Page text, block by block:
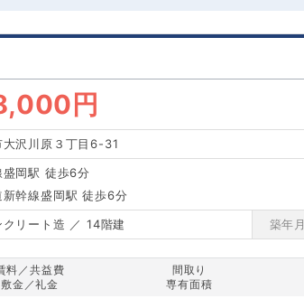
円
大沢川原３丁目6-31
盛岡駅 徒歩6分
幹線盛岡駅 徒歩6分
リート造 ／ 14階建 築年月
料／共益費
敷金／礼金
間取り
専有面積